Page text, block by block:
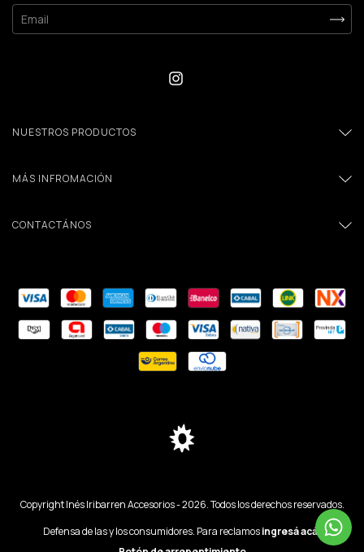
NUESTROS PRODUCTOS
MÁS INFROMACIÓN
CONTACTÁNOS
Copyright Inés Iribarren Accesorios - 2026. Todos los derechos reservados.
Defensa de las y los consumidores. Para reclamosingresá acá.